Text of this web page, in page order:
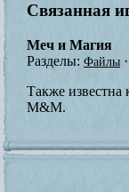
Связанная
Меч и Магия
Разделы: Файлы ·
Также известна
M&M.